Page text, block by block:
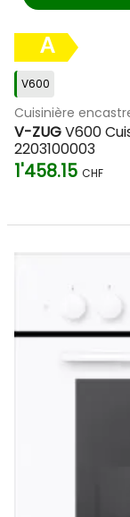
A
V600
Cuisinière
V-ZUGV600
2203100003
1'458.15 CHF